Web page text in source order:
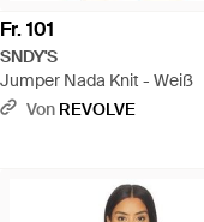
Fr. 101
SNDY'S
Jumper Nada Knit - Weiß
Von REVOLVE